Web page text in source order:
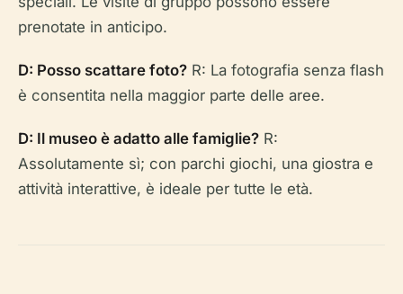
prenotate in anticipo.
D: Posso scattare foto? R: La fotografia senza flash
è consentita nella maggior parte delle aree.
D: Il museo è adatto alle famiglie? R:
Assolutamente sì; con parchi giochi, una giostra e
attività interattive, è ideale per tutte le età.